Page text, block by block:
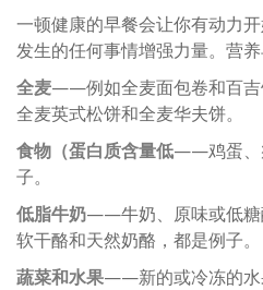
一顿健康的早餐会让你有动力
发生的任何事情增强力量。营养
全麦——例如全麦面包卷和百吉
全麦英式松饼和全麦华夫饼。
食物（蛋白质含量低——鸡蛋、
子。
低脂牛奶——牛奶、原味或低糖
软干酪和天然奶酪，都是例子。
蔬菜和水果——新的或冷冻的水